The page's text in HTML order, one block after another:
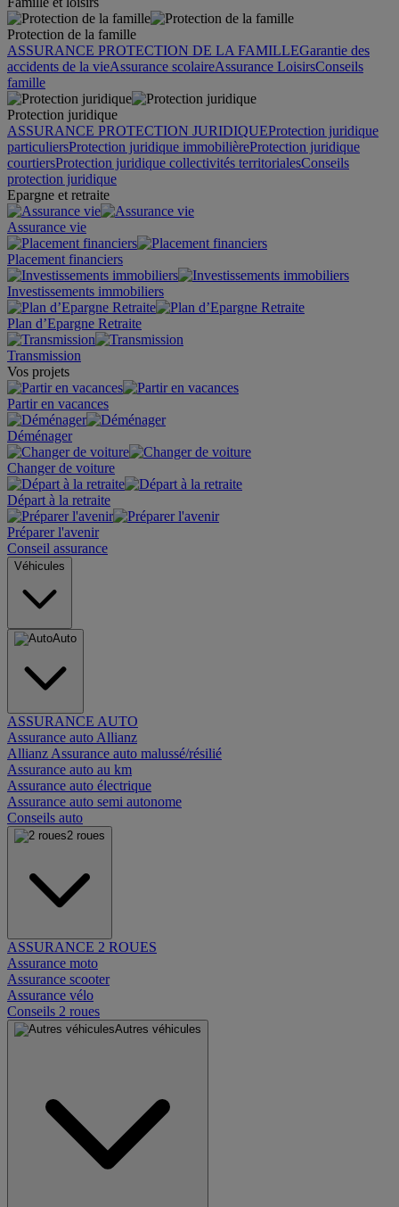
Protection de la famille
ASSURANCE PROTECTION DE LA FAMILLEGarantie des
accidents de la vieAssurance scolaireAssurance LoisirsConseils
famille
Protection juridique
ASSURANCE PROTECTION JURIDIQUEProtection juridique
particuliersProtection juridique immobilièreProtection juridique
courtiersProtection juridique collectivités territorialesConseils
protection juridique
Epargne et retraite
Assurance vie
Placement financiers
Investissements immobiliers
Plan d’Epargne Retraite
Transmission
Vos projets
Partir en vacances
Déménager
Changer de voiture
Départ à la retraite
Préparer l'avenir
Conseil assurance
Véhicules
Auto
ASSURANCE AUTO
Assurance auto Allianz
Allianz Assurance auto malussé/résilié
Assurance auto au km
Assurance auto électrique
Assurance auto semi autonome
Conseils auto
2 roues
ASSURANCE 2 ROUES
Assurance moto
Assurance scooter
Assurance vélo
Conseils 2 roues
Autres véhicules